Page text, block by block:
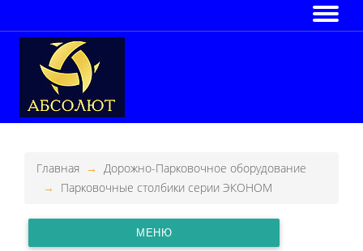
Главная
Дорожно-Парковочное оборудование
Парковочные столбики серии ЭКОНОМ
МЕНЮ